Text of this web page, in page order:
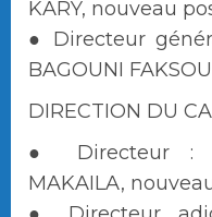
KARY, nouveau
● Directeur
BAGOUNI
DIRECTION DU
● Directeur :
MAKAILA,